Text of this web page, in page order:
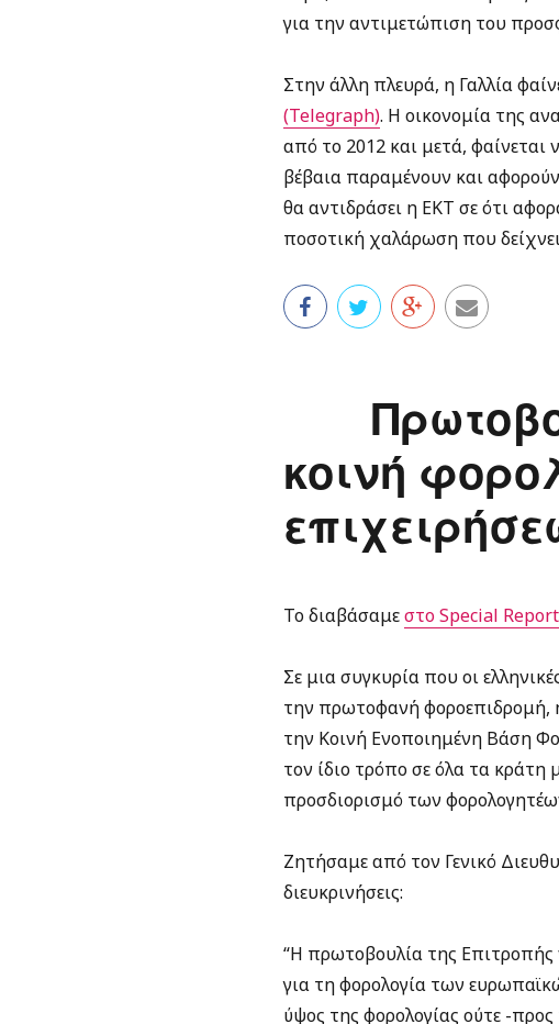
για την αντιμετώπιση του
Στην άλλη πλευρά, η Γαλλία
(Telegraph). Η οικονομία της
από το 2012 και μετά, φαίνεται
βέβαια παραμένουν και
θα αντιδράσει η ΕΚΤ σε ότι
ποσοτική χαλάρωση που δείχνει
κοινή
Το διαβάσαμεστο Special
Σε μια συγκυρία που οι
την πρωτοφανή φοροεπιδρομή,
την Κοινή Ενοποιημένη Βάση
τον ίδιο τρόπο σε όλα τα
προσδιορισμό των
Ζητήσαμε από τον Γενικό
διευκρινήσεις:
“Η πρωτοβουλία της Επιτροπής
για τη φορολογία των
ύψος της φορολογίας ούτε -